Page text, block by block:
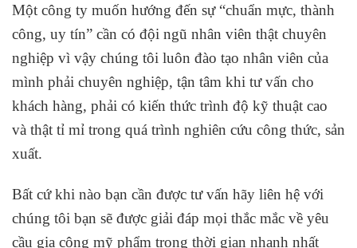
Một công ty muốn hướng đến sự “chuẩn mực, thành
công, uy tín” cần có đội ngũ nhân viên thật chuyên
nghiệp vì vậy chúng tôi luôn đào tạo nhân viên của
mình phải chuyên nghiệp, tận tâm khi tư vấn cho
khách hàng, phải có kiến thức trình độ kỹ thuật cao
và thật tỉ mỉ trong quá trình nghiên cứu công thức, sản
xuất.
Bất cứ khi nào bạn cần được tư vấn hãy liên hệ với
chúng tôi bạn sẽ được giải đáp mọi thắc mắc về yêu
cầu gia công mỹ phẩm trong thời gian nhanh nhất